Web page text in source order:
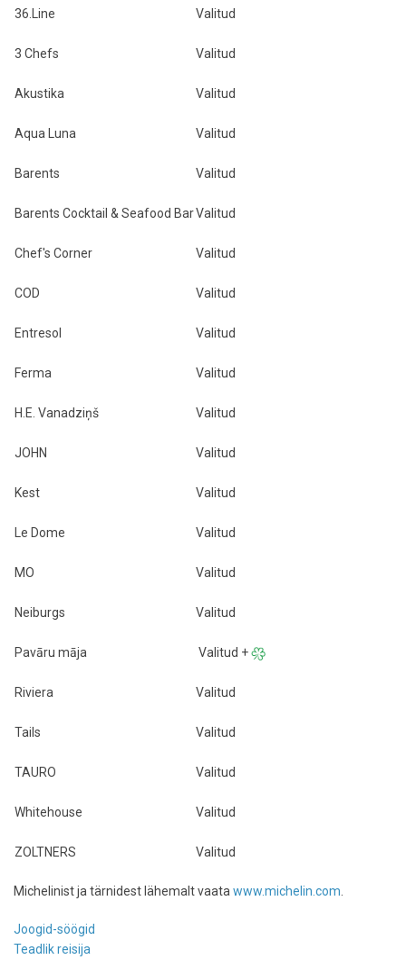
36.Line Valitud
3 Chefs Valitud
Akustika Valitud
Aqua Luna Valitud
Barents Valitud
Barents Cocktail & Seafood BarValitud
Chef's Corner Valitud
COD Valitud
Entresol Valitud
Ferma Valitud
H.E. Vanadziņš Valitud
JOHN Valitud
Kest Valitud
Le Dome Valitud
MO Valitud
Neiburgs Valitud
Pavāru māja Valitud +
Riviera Valitud
Tails Valitud
TAURO Valitud
Whitehouse Valitud
ZOLTNERS Valitud
Michelinist ja tärnidest lähemalt vaata www.michelin.com
Joogid-söögid
Teadlik reisija